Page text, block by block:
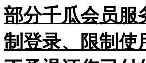
部分千瓜会员服
制登录、限制使